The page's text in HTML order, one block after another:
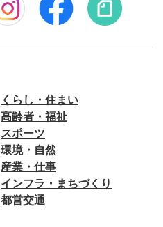
くらし・住まい
高齢者・福祉
スポーツ
環境・自然
産業・仕事
インフラ・まちづくり
都営交通